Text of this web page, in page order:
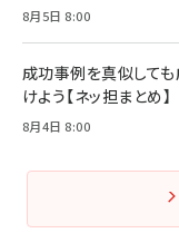
8月5日 8:00
成功事例を真似しても
けよう【ネッ担まとめ】
8月4日 8:00